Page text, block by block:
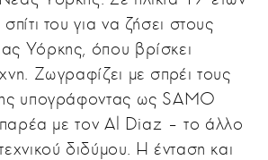
του για να ζήσει στους
Υόρκης, όπου βρίσκει
Ζωγραφίζει με σπρέι τους
υπογράφοντας ως SAMO
με τον Al Diaz – το άλλο
διδύμου. Η ένταση και